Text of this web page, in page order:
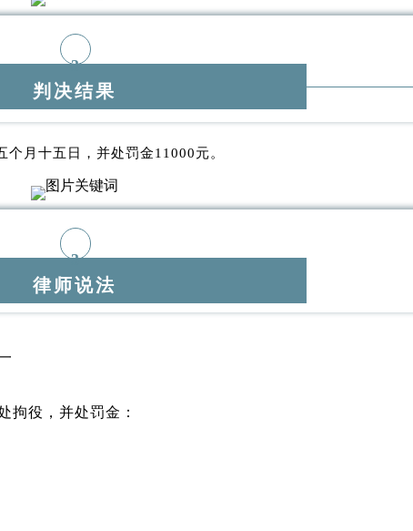
3
判决结果
月十五日，并处罚金11000元。
3
律师说法
拘役，并处罚金：